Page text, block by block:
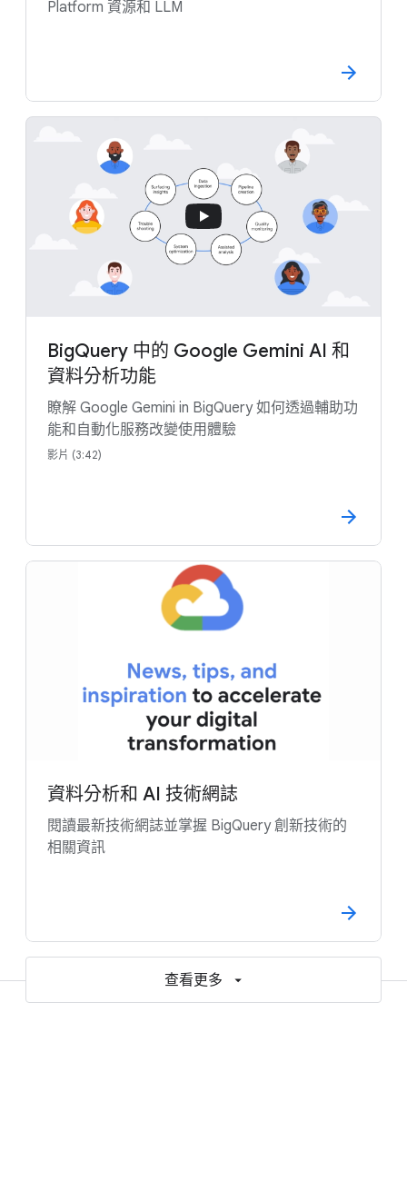
Platform 資源和 LLM
BigQuery 中的 Google Gemini AI 和
資料分析功能
瞭解 Google Gemini in BigQuery 如何透過輔助功
能和自動化服務改變使用體驗
影片 (3:42)
資料分析和 AI 技術網誌
閱讀最新技術網誌並掌握 BigQuery 創新技術的
相關資訊
查看更多